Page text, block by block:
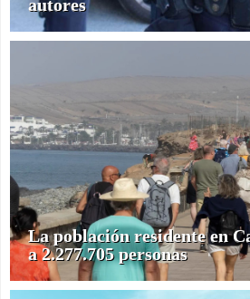
autores
La población residente en
a 2.277.705 personas